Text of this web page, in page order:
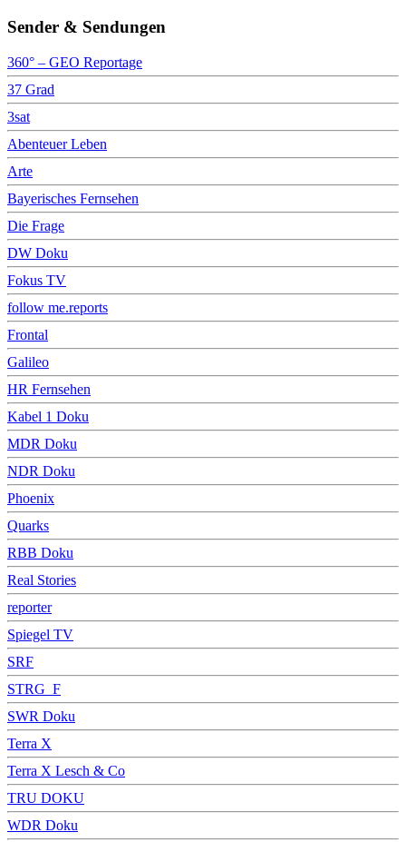
Sender & Sendungen
360° – GEO Reportage
37 Grad
3sat
Abenteuer Leben
Arte
Bayerisches Fernsehen
Die Frage
DW Doku
Fokus TV
follow me.reports
Frontal
Galileo
HR Fernsehen
Kabel 1 Doku
MDR Doku
NDR Doku
Phoenix
Quarks
RBB Doku
Real Stories
reporter
Spiegel TV
SRF
STRG_F
SWR Doku
Terra X
Terra X Lesch & Co
TRU DOKU
WDR Doku